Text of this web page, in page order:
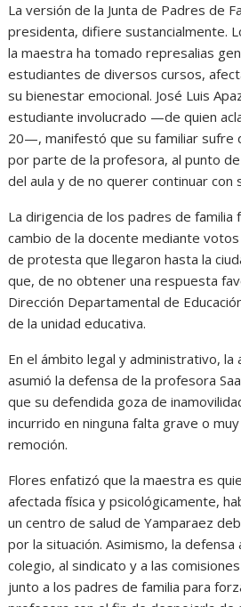
La versión de la Junta de Padres de
presidenta, difiere sustancialmente.
la maestra ha tomado represalias
estudiantes de diversos cursos,
su bienestar emocional. José Luis
estudiante involucrado —de quien
20—, manifestó que su familiar sufre
por parte de la profesora, al punto
del aula y de no querer continuar con
La dirigencia de los padres de familia
cambio de la docente mediante
de protesta que llegaron hasta la
que, de no obtener una respuesta
Dirección Departamental de
de la unidad educativa.
En el ámbito legal y administrativo, la
asumió la defensa de la profesora
que su defendida goza de
incurrido en ninguna falta grave o
remoción.
Flores enfatizó que la maestra es
afectada física y psicológicamente,
un centro de salud de Yamparaez
por la situación. Asimismo, la defensa
colegio, al sindicato y a las
junto a los padres de familia para